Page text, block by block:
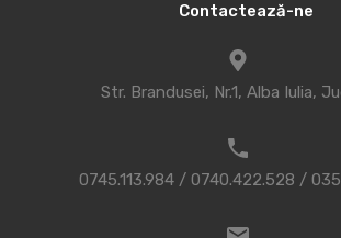
Contactează-ne
Str. Brandusei, Nr.1, Alba Iulia,
0745.113.984 / 0740.422.528 /